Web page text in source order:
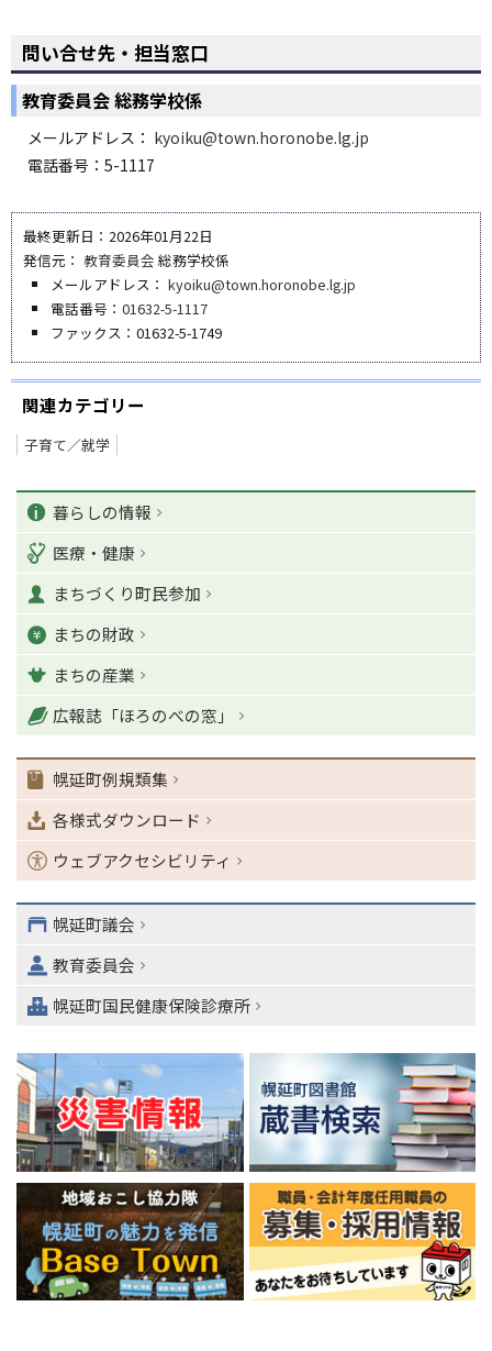
問い合せ先・担当窓口
教育委員会 総務学校係
メールアドレス： kyoiku@town.horonobe.lg.jp
電話番号：5-1117
最終更新日：2026年01月22日
発信元： 教育委員会 総務学校係
メールアドレス：kyoiku@town.horonobe.lg.jp
電話番号：01632-5-1117
ファックス：01632-5-1749
関連カテゴリー
子育て／就学
カ
テ
ゴ
リ
ー
暮らしの情報
医療・健康
まちづくり町民参加
まちの財政
まちの産業
広報誌「ほろのべの窓」
幌延町例規類集
各様式ダウンロード
ウェブアクセシビリティ
幌延町議会
教育委員会
幌延町国民健康保険診療所